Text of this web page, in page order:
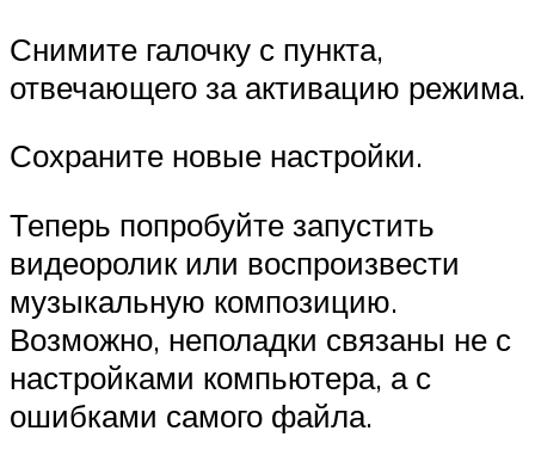
Снимите галочку с пункта,
отвечающего за активацию режима.
Сохраните новые настройки.
Теперь попробуйте запустить
видеоролик или воспроизвести
музыкальную композицию.
Возможно, неполадки связаны не с
настройками компьютера, а с
ошибками самого файла.